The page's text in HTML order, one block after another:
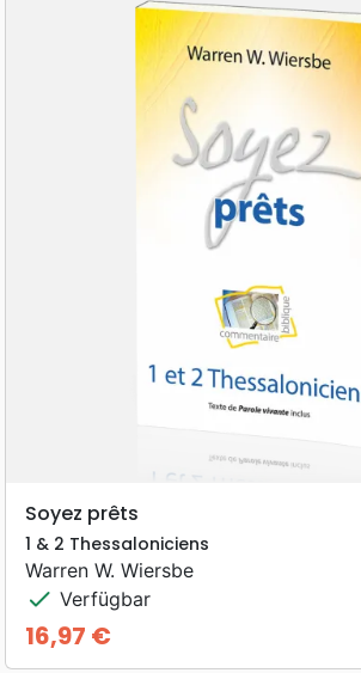
Soyez prêts
1 & 2 Thessaloniciens
Warren W. Wiersbe
check Verfügbar
Preis
16,97 €